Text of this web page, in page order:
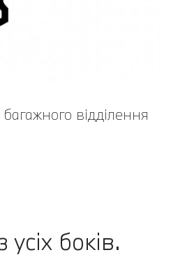
відділення
боків.